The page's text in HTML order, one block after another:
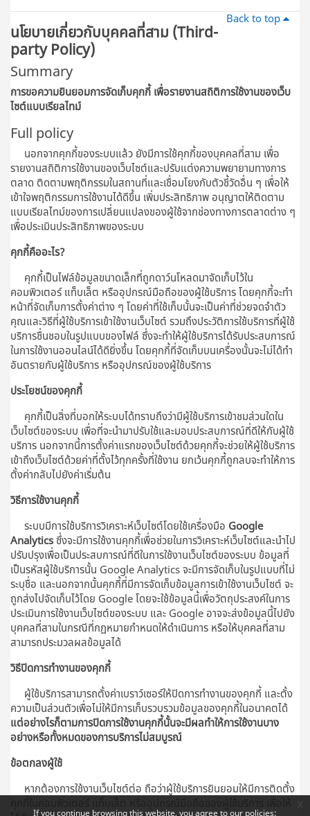
Back to top
นโยบายเกี่ยวกับบุคคลที่สาม (Third-
party Policy)
Summary
การขอความยินยอมการจัดเก็บคุกกี้ เพื่อรายงานสถิติการใช้งานของเว็บ
ไซต์แบบเรียลไทม์
Full policy
นอกจากคุกกี้ของระบบแล้ว ยังมีการใช้คุกกี้ของบุคคลที่สาม เพื่อ
รายงานสถิติการใช้งานของเว็บไซต์และปรับแต่งความพยายามทางการ
ตลาด ติดตามพฤติกรรมในสถานที่และเชื่อมโยงกับตัวชี้วัดอื่น ๆ เพื่อให้
เข้าใจพฤติกรรมการใช้งานได้ดีขึ้น เพิ่มประสิทธิภาพ อนุญาตให้ติดตาม
แบบเรียลไทม์ของการเปลี่ยนแปลงของผู้ใช้จากช่องทางการตลาดต่าง ๆ
เพื่อประเมินประสิทธิภาพของระบบ
คุกกี้คืออะไร?
คุกกี้เป็นไฟล์ข้อมูลขนาดเล็กที่ถูกดาว์นโหลดมาจัดเก็บไว้ใน
คอมพิวเตอร์ แท็บเล็ต หรืออุปกรณ์มือถือของผู้ใช้บริการ โดยคุกกี้จะทำ
หน้าที่จัดเก็บการตั้งค่าต่าง ๆ โดยค่าที่ใช้เก็บนั้นจะเป็นค่าที่ช่วยจดจำตัว
คุณและวิธีที่ผู้ใช้บริการเข้าใช้งานเว็บไซต์ รวมถึงประวัติการใช้บริการที่ผู้ใช้
บริการชื่นชอบในรูปแบบของไฟล์ ซึ่งจะทำให้ผู้ใช้บริการได้รับประสบการณ์
ในการใช้งานออนไลน์ได้ดียิ่งขึ้น โดยคุกกี้ที่จัดเก็บบนเครื่องนั้นจะไม่ได้ทำ
อันตรายกับผู้ใช้บริการ หรืออุปกรณ์ของผู้ใช้บริการ
ประโยชน์ของคุกกี้
คุกกี้เป็นสิ่งที่บอกให้ระบบได้ทราบถึงว่ามีผู้ใช้บริการเข้าชมส่วนใดใน
เว็บไซต์ของระบบ เพื่อที่จะนำมาปรับใช้และมอบประสบการณ์ที่ดีให้กับผู้ใช้
บริการ นอกจากนี้การตั้งค่าแรกของเว็บไซต์ด้วยคุกกี้จะช่วยให้ผู้ใช้บริการ
เข้าถึงเว็บไซต์ด้วยค่าที่ตั้งไว้ทุกครั้งที่ใช้งาน ยกเว้นคุกกี้ถูกลบจะทำให้การ
ตั้งค่ากลับไปยังค่าเริ่มต้น
วิธีการใช้งานคุกกี้
ระบบมีการใช้บริการวิเคราะห์เว็บไซต์โดยใช้เครื่องมือ Google
Analytics ซึ่งจะมีการใช้งานคุกกี้เพื่อช่วยในการวิเคราะห์เว็บไซต์และนำไป
ปรับปรุงเพื่อเป็นประสบการณ์ที่ดีในการใช้งานเว็บไซต์ของระบบ ข้อมูลที่
เป็นรหัสผู้ใช้บริการนั้น Google Analytics จะมีการจัดเก็บในรูปแบบที่ไม่
ระบุชื่อ และนอกจากนั้นคุกกี้ที่มีการจัดเก็บข้อมูลการเข้าใช้งานเว็บไซต์ จะ
ถูกส่งไปจัดเก็บไว้โดย Google โดยจะใช้ข้อมูลนี้เพื่อวัตถุประสงค์ในการ
ประเมินการใช้งานเว็บไซต์ของระบบ และ Google อาจจะส่งข้อมูลนี้ไปยัง
บุคคลที่สามในกรณีที่กฏหมายกำหนดให้ดำเนินการ หรือให้บุคคลที่สาม
สามารถประมวลผลข้อมูลได้
วิธีปิดการทำงานของคุกกี้
ผู้ใช้บริการสามารถตั้งค่าเบราว์เซอร์ให้ปิดการทำงานของคุกกี้ และตั้ง
ความเป็นส่วนตัวเพื่อไม่ให้มีการเก็บรวบรวมข้อมูลของคุกกี้ในอนาคตได้
แต่อย่างไรก็ตามการปิดการใช้งานคุกกี้นั้นจะมีผลทำให้การใช้งานบาง
อย่างหรือทั้งหมดของการบริการไม่สมบูรณ์
ข้อตกลงผู้ใช้
หากต้องการใช้งานเว็บไซต์ต่อ ถือว่าผู้ใช้บริการยินยอมให้มีการติดตั้ง
If you continue browsing this website, you agree to our policies: